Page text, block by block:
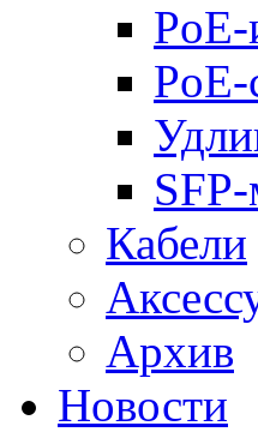
Кабели
Архив
Новости